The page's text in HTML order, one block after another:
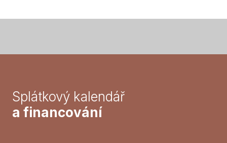
Splátkový kalendář
a financování